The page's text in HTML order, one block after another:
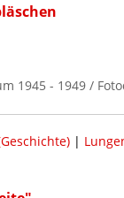
1945 - 1949 /
|